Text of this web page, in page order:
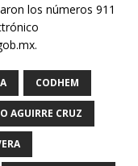
los números 911
CODHEM
AGUIRRE CRUZ